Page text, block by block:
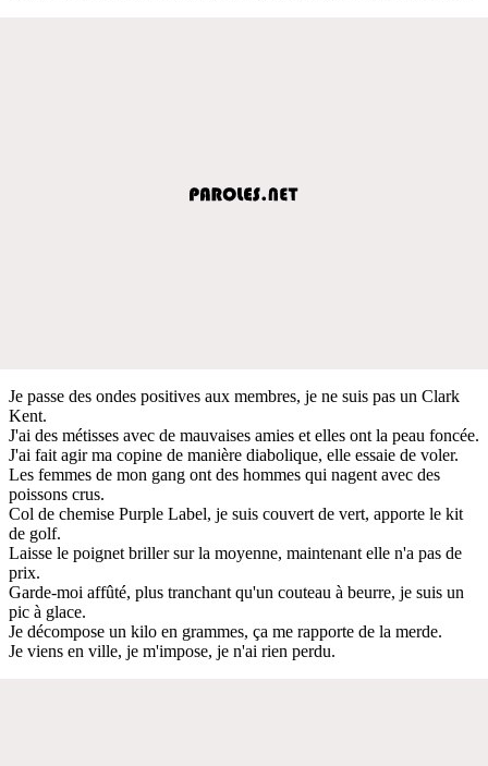
Je passe des ondes positives aux membres, je ne suis pas un Clark
Kent.
J'ai des métisses avec de mauvaises amies et elles ont la peau foncée.
J'ai fait agir ma copine de manière diabolique, elle essaie de voler.
Les femmes de mon gang ont des hommes qui nagent avec des
poissons crus.
Col de chemise Purple Label, je suis couvert de vert, apporte le kit
de golf.
Laisse le poignet briller sur la moyenne, maintenant elle n'a pas de
prix.
Garde-moi affûté, plus tranchant qu'un couteau à beurre, je suis un
pic à glace.
Je décompose un kilo en grammes, ça me rapporte de la merde.
Je viens en ville, je m'impose, je n'ai rien perdu.